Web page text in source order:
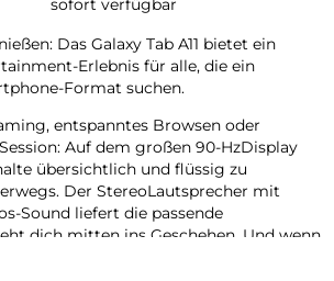
sofort verfügbar
Das Galaxy Tab A11 bietet ein
Erlebnis für alle, die ein
Format suchen.
entspanntes Browsen oder
Auf dem großen 90-HzDisplay
übersichtlich und flüssig zu
Der StereoLautsprecher mit
Sound liefert die passende
dich mitten ins Geschehen. Und wenn
nach vielen Stunden neue Energie